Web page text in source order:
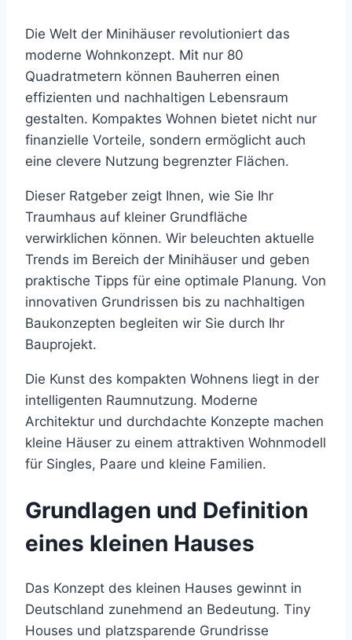
Die Welt der Minihäuser revolutioniert das
moderne Wohnkonzept. Mit nur 80
Quadratmetern können Bauherren einen
effizienten und nachhaltigen Lebensraum
gestalten. Kompaktes Wohnen bietet nicht nur
finanzielle Vorteile, sondern ermöglicht auch
eine clevere Nutzung begrenzter Flächen.
Dieser Ratgeber zeigt Ihnen, wie Sie Ihr
Traumhaus auf kleiner Grundfläche
verwirklichen können. Wir beleuchten aktuelle
Trends im Bereich der Minihäuser und geben
praktische Tipps für eine optimale Planung. Von
innovativen Grundrissen bis zu nachhaltigen
Baukonzepten begleiten wir Sie durch Ihr
Bauprojekt.
Die Kunst des kompakten Wohnens liegt in der
intelligenten Raumnutzung. Moderne
Architektur und durchdachte Konzepte machen
kleine Häuser zu einem attraktiven Wohnmodell
für Singles, Paare und kleine Familien.
Grundlagen und Definition
eines kleinen Hauses
Das Konzept des kleinen Hauses gewinnt in
Deutschland zunehmend an Bedeutung. Tiny
Houses und platzsparende Grundrisse